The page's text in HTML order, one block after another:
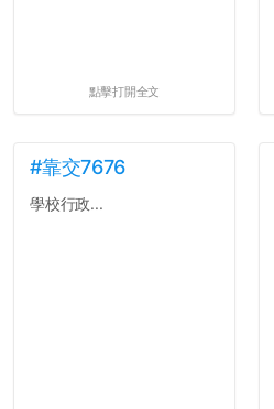
點擊打開全文
#靠交7676
學校行政...